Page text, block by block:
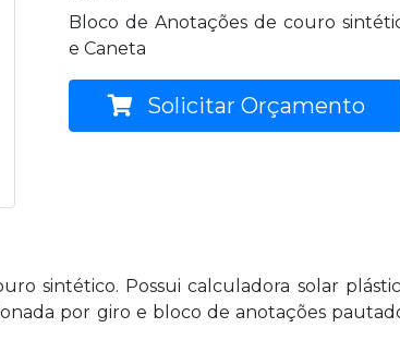
Bloco de Anotações de couro
e Caneta
Solicitar Orçamento
sintético. Possui calculadora solar
por giro e bloco de anotações